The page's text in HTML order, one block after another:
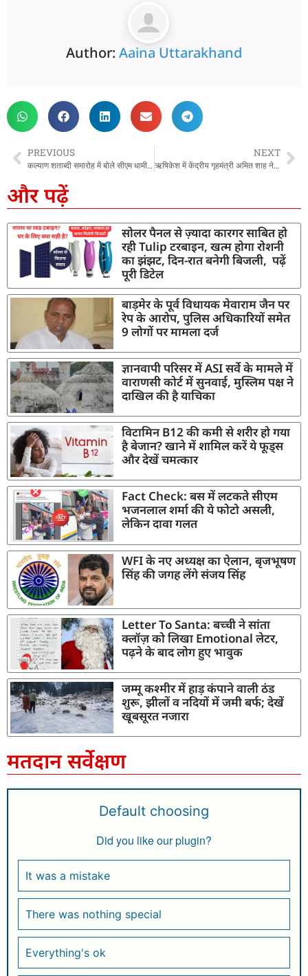
Author: Aaina Uttarakhand
PREVIOUS
कल्याण शताब्दी समारोह में बोले सीएम धामी, भारतीय मूल्यों को प्रदीप्त कर रही है कल्याण पत्रिका
NEXT
ऋषिकेश में केंद्रीय गृहमंत्री अमित शाह ने की गंगा पूजा, लक्ष्मी नारायण मंदिर में किये दर्शन
और पढ़ें
सोलर पैनल से ज़्यादा कारगर साबित हो
रही Tulip टरबाइन, खत्म होगा रोशनी
का झंझट, दिन-रात बनेगी बिजली, पढ़ें
पूरी डिटेल
बाड़मेर के पूर्व विधायक मेवाराम जैन पर
रेप के आरोप, पुलिस अधिकारियों समेत
9 लोगों पर मामला दर्ज
ज्ञानवापी परिसर में ASI सर्वे के मामले में
वाराणसी कोर्ट में सुनवाई, मुस्लिम पक्ष ने
दाखिल की है याचिका
विटामिन B12 की कमी से शरीर हो गया
है बेजान? खाने में शामिल करें ये फूड्स
और देखें चमत्कार
Fact Check: बस में लटकते सीएम
भजनलाल शर्मा की ये फोटो असली,
लेकिन दावा गलत
WFI के नए अध्यक्ष का ऐलान, बृजभूषण
सिंह की जगह लेंगे संजय सिंह
Letter To Santa: बच्ची ने सांता
क्लॉज़ को लिखा Emotional लेटर,
पढ़ने के बाद लोग हुए भावुक
जम्मू कश्मीर में हाड़ कंपाने वाली ठंड
शुरू, झीलों व नदियों में जमी बर्फ; देखें
खूबसूरत नजारा
मतदान सर्वेक्षण
Default choosing
Did you like our plugin?
It was a mistake
There was nothing special
Everything's ok